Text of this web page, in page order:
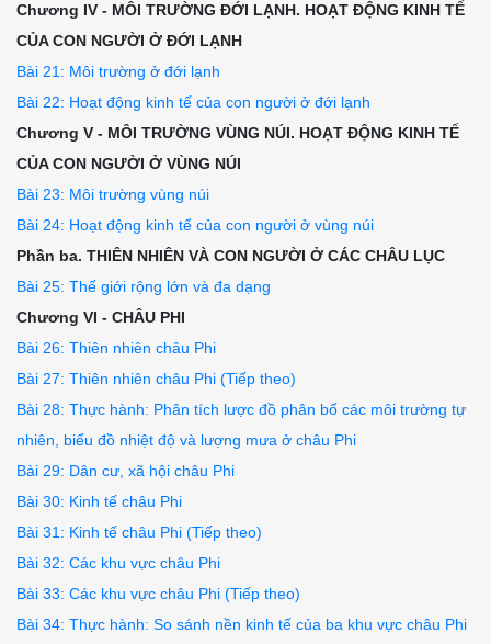
Chương IV - MÔI TRƯỜNG ĐỚI LẠNH. HOẠT ĐỘNG KINH TẾ
CỦA CON NGƯỜI Ở ĐỚI LẠNH
Bài 21: Môi trường ở đới lạnh
Bài 22: Hoạt động kinh tế của con người ở đới lạnh
Chương V - MÔI TRƯỜNG VÙNG NÚI. HOẠT ĐỘNG KINH TẾ
CỦA CON NGƯỜI Ở VÙNG NÚI
Bài 23: Môi trường vùng núi
Bài 24: Hoạt động kinh tế của con người ở vùng núi
Phần ba. THIÊN NHIÊN VÀ CON NGƯỜI Ở CÁC CHÂU LỤC
Bài 25: Thế giới rộng lớn và đa dạng
Chương VI - CHÂU PHI
Bài 26: Thiên nhiên châu Phi
Bài 27: Thiên nhiên châu Phi (Tiếp theo)
Bài 28: Thực hành: Phân tích lược đồ phân bố các môi trường tự
nhiên, biểu đồ nhiệt độ và lượng mưa ở châu Phi
Bài 29: Dân cư, xã hội châu Phi
Bài 30: Kinh tế châu Phi
Bài 31: Kinh tế châu Phi (Tiếp theo)
Bài 32: Các khu vực châu Phi
Bài 33: Các khu vực châu Phi (Tiếp theo)
Bài 34: Thực hành: So sánh nền kinh tế của ba khu vực châu Phi